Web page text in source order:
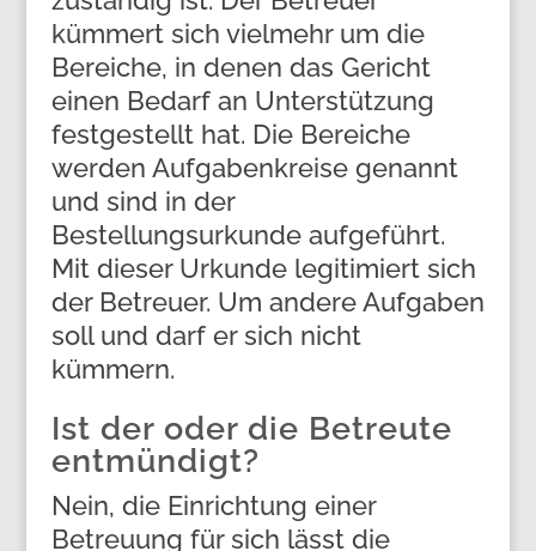
kümmert sich vielmehr um die
Bereiche, in denen das Gericht
einen Bedarf an Unterstützung
festgestellt hat. Die Bereiche
werden Aufgabenkreise genannt
und sind in der
Bestellungsurkunde aufgeführt.
Mit dieser Urkunde legitimiert sich
der Betreuer. Um andere Aufgaben
soll und darf er sich nicht
kümmern.
Ist der oder die Betreute
entmündigt?
Nein, die Einrichtung einer
Betreuung für sich lässt die